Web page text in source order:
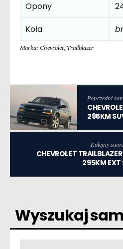
Opony
Koła
Marka: Chevrolet, Trailblazer
Poprzedni
295KM
Kolejny
CHEVROLET
295KM EXT
Wyszukaj